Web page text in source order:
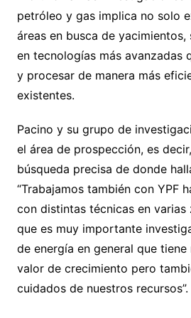
petróleo y gas implica no solo
áreas en busca de
en tecnologías más avanzadas
y procesar de manera más
existentes.
Pacino y su grupo de
el área de prospección, es
búsqueda precisa de donde
“Trabajamos también con YPF
con distintas técnicas en varias
que es muy importante
de energía en general que
valor de crecimiento pero
cuidados de nuestros recursos”.